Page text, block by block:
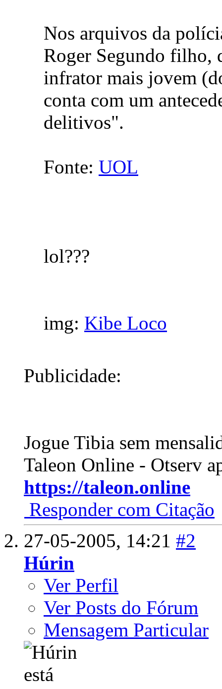
Nos arquivos da
Roger Segundo filho,
infrator mais jovem
conta com um
delitivos".
Fonte: UOL
lol???
img: Kibe Loco
Publicidade:
Jogue Tibia sem
Taleon Online - Otserv
https://taleon.online
Responder com Citação
27-05-2005, 14:21 #2
Húrin
Ver Perfil
Ver Posts do Fórum
Mensagem Particular